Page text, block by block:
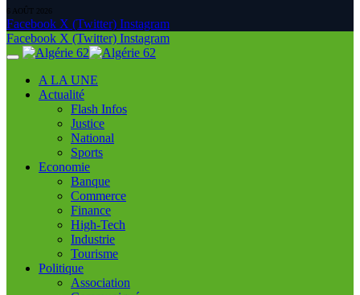
6 AOÛT 2026
Facebook X (Twitter) Instagram
Facebook X (Twitter) Instagram
A LA UNE
Actualité
Flash Infos
Justice
National
Sports
Economie
Banque
Commerce
Finance
High-Tech
Industrie
Tourisme
Politique
Association